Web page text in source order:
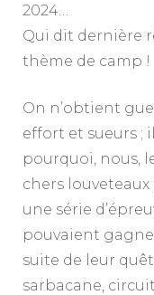
2024…
Qui dit dernière
thème de camp !
On n’obtient
effort et sueurs ;
pourquoi, nous,
chers
une série
pouvaient
suite de leur
sarbacane,